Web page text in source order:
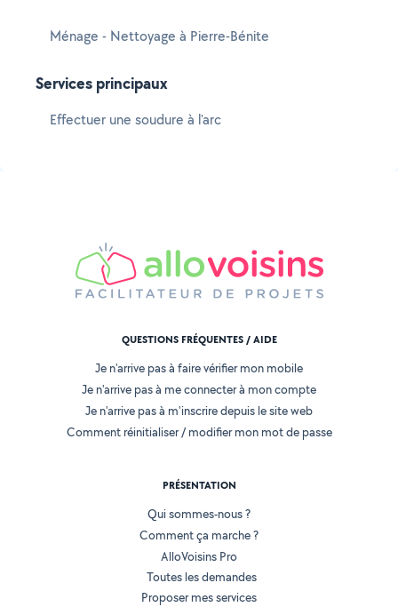
Ménage - Nettoyage à Pierre-Bénite
Services principaux
Effectuer une soudure à l'arc
QUESTIONS FRÉQUENTES / AIDE
Je n'arrive pas à faire vérifier mon mobile
Je n'arrive pas à me connecter à mon compte
Je n'arrive pas à m'inscrire depuis le site web
Comment réinitialiser / modifier mon mot de passe
PRÉSENTATION
Qui sommes-nous ?
Comment ça marche ?
AlloVoisins Pro
Toutes les demandes
Proposer mes services